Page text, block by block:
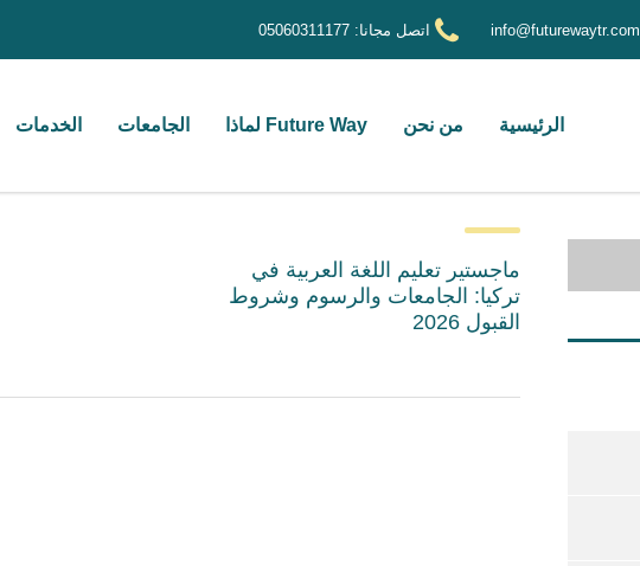
info@futurewaytr.com اتصل مجانا: 05060311177
الرئيسية من نحن Future Way لماذا الجامعات الخدمات
ماجستير تعليم اللغة العربية في
تركيا: الجامعات والرسوم وشروط
القبول 2026